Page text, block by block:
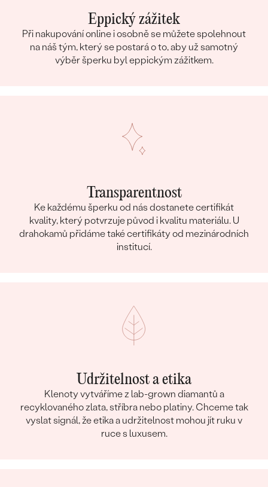
Eppický zážitek
Při nakupování online i osobně se můžete spolehnout
na náš tým, který se postará o to, aby už samotný
výběr šperku byl eppickým zážitkem.
Transparentnost
Ke každému šperku od nás dostanete certifikát
kvality, který potvrzuje původ i kvalitu materiálu. U
drahokamů přidáme také certifikáty od mezinárodních
institucí.
Udržitelnost a etika
Klenoty vytváříme z lab-grown diamantů a
recyklovaného zlata, stříbra nebo platiny. Chceme tak
vyslat signál, že etika a udržitelnost mohou jít ruku v
ruce s luxusem.